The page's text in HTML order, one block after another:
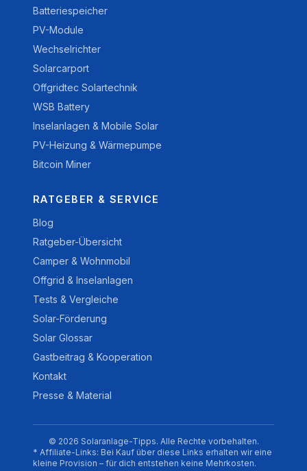
Batteriespeicher
PV-Module
Wechselrichter
Solarcarport
Offgridtec Solartechnik
WSB Battery
Inselanlagen & Mobile Solar
PV-Heizung & Wärmepumpe
Bitcoin Miner
RATGEBER & SERVICE
Blog
Ratgeber-Übersicht
Camper & Wohnmobil
Offgrid & Inselanlagen
Tests & Vergleiche
Solar-Förderung
Solar Glossar
Gastbeitrag & Kooperation
Kontakt
Presse & Material
© 2026 Solaranlage-Tipps. Alle Rechte vorbehalten.
* Affiliate-Links: Bei Kauf über diese Links erhalten wir eine
kleine Provision – für dich entstehen keine Mehrkosten.